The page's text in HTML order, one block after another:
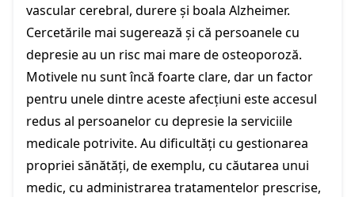
vascular cerebral, durere și boala Alzheimer.
Cercetările mai sugerează și că persoanele cu
depresie au un risc mai mare de osteoporoză.
Motivele nu sunt încă foarte clare, dar un factor
pentru unele dintre aceste afecțiuni este accesul
redus al persoanelor cu depresie la serviciile
medicale potrivite. Au dificultăți cu gestionarea
propriei sănătăți, de exemplu, cu căutarea unui
medic, cu administrarea tratamentelor prescrise,